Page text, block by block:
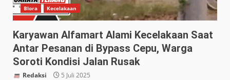
Blora Kecelakaan
Karyawan Alfamart Alami Kecelakaan Saat
Antar Pesanan di Bypass Cepu, Warga
Soroti Kondisi Jalan Rusak
Redaksi 5 Juli 2025